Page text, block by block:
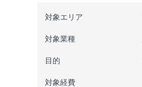
対象エリア
対象業種
目的
対象経費